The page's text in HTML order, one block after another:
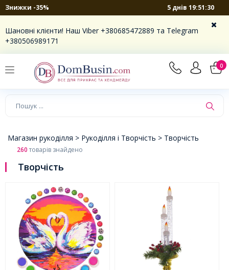
Знижки -35% 5 днів 19:51:29
Шановні клієнти! Наш Viber +380685472889 та Telegram
+380506989171
0
×
Магазин рукоділля > Рукоділля і Творчість > Творчість
260товарів знайдено
Творчість